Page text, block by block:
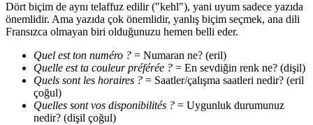
Dört biçim de aynı telaffuz edilir ("kehl"), yani uyum sadece yazıda
önemlidir. Ama yazıda çok önemlidir, yanlış biçim seçmek, ana dili
Fransızca olmayan biri olduğunuzu hemen belli eder.
Quel est ton numéro ? = Numaran ne? (eril)
Quelle est ta couleur préférée ? = En sevdiğin renk ne? (dişil)
Quels sont les horaires ? = Saatler/çalışma saatleri nedir? (eril
çoğul)
Quelles sont vos disponibilités ? = Uygunluk durumunuz
nedir? (dişil çoğul)